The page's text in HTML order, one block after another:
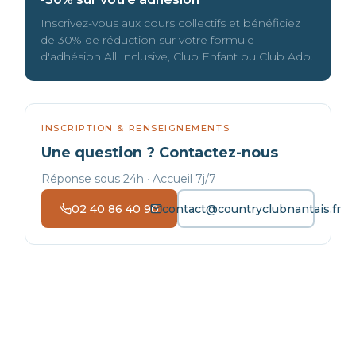
Inscrivez-vous aux cours collectifs et bénéficiez
de 30% de réduction sur votre formule
d'adhésion All Inclusive, Club Enfant ou Club Ado.
INSCRIPTION & RENSEIGNEMENTS
Une question ? Contactez-nous
Réponse sous 24h · Accueil 7j/7
02 40 86 40 90 contact@countryclubnantais.fr